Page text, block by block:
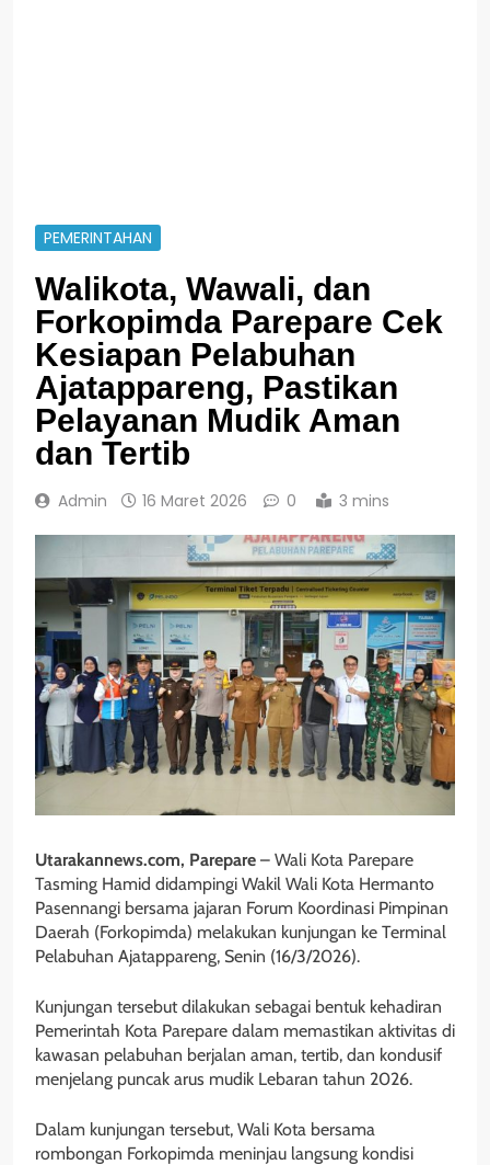
PEMERINTAHAN
Walikota, Wawali, dan
Forkopimda Parepare Cek
Kesiapan Pelabuhan
Ajatappareng, Pastikan
Pelayanan Mudik Aman
dan Tertib
Admin 16 Maret 2026 0 3 mins
Utarakannews.com, Parepare – Wali Kota Parepare
Tasming Hamid didampingi Wakil Wali Kota Hermanto
Pasennangi bersama jajaran Forum Koordinasi Pimpinan
Daerah (Forkopimda) melakukan kunjungan ke Terminal
Pelabuhan Ajatappareng, Senin (16/3/2026).
Kunjungan tersebut dilakukan sebagai bentuk kehadiran
Pemerintah Kota Parepare dalam memastikan aktivitas di
kawasan pelabuhan berjalan aman, tertib, dan kondusif
menjelang puncak arus mudik Lebaran tahun 2026.
Dalam kunjungan tersebut, Wali Kota bersama
rombongan Forkopimda meninjau langsung kondisi